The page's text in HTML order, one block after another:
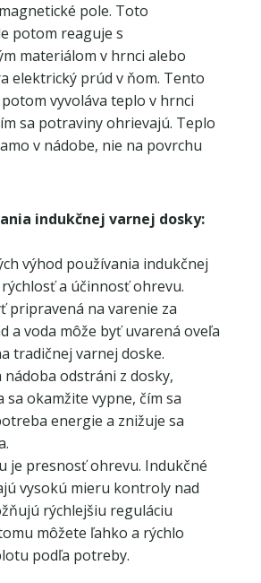
pole. Toto
potom reaguje s
materiálom v hrnci alebo
elektrický prúd v ňom. Tento
vyvoláva teplo v hrnci
sa potraviny ohrievajú. Teplo
v nádobe, nie na povrchu
indukčnej varnej dosky:
výhod používania indukčnej
a účinnosť ohrevu.
pripravená na varenie za
a voda môže byť uvarená oveľa
tradičnej varnej doske.
nádoba odstráni z dosky,
okamžite vypne, čím sa
energie a znižuje sa
je presnosť ohrevu. Indukčné
vysokú mieru kontroly nad
rýchlejšiu reguláciu
môžete ľahko a rýchlo
podľa potreby.